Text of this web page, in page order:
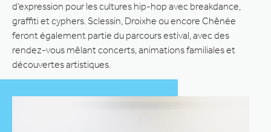
d’expression pour les cultures hip-hop avec breakdance,
graffiti et cyphers. Sclessin, Droixhe ou encore Chênée
feront également partie du parcours estival, avec des
rendez-vous mêlant concerts, animations familiales et
découvertes artistiques.